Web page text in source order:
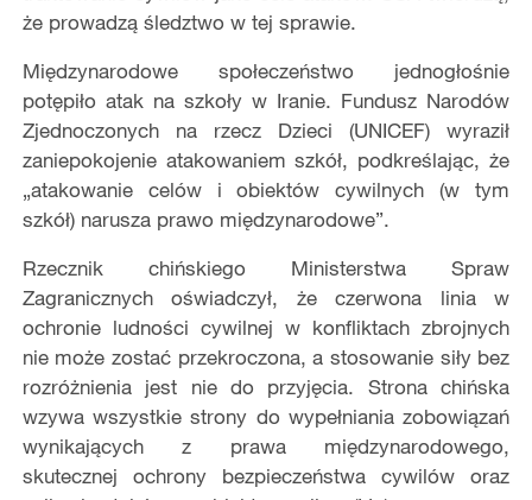
że prowadzą śledztwo w tej sprawie.
Międzynarodowe społeczeństwo jednogłośnie
potępiło atak na szkoły w Iranie. Fundusz Narodów
Zjednoczonych na rzecz Dzieci (UNICEF) wyraził
zaniepokojenie atakowaniem szkół, podkreślając, że
„atakowanie celów i obiektów cywilnych (w tym
szkół) narusza prawo międzynarodowe”.
Rzecznik chińskiego Ministerstwa Spraw
Zagranicznych oświadczył, że czerwona linia w
ochronie ludności cywilnej w konfliktach zbrojnych
nie może zostać przekroczona, a stosowanie siły bez
rozróżnienia jest nie do przyjęcia. Strona chińska
wzywa wszystkie strony do wypełniania zobowiązań
wynikających z prawa międzynarodowego,
skutecznej ochrony bezpieczeństwa cywilów oraz